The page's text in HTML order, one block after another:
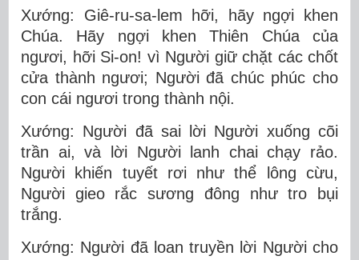
Xướng: Giê-ru-sa-lem hỡi, hãy ngợi khen
Chúa. Hãy ngợi khen Thiên Chúa của
ngươi, hỡi Si-on! vì Người giữ chặt các chốt
cửa thành ngươi; Người đã chúc phúc cho
con cái ngươi trong thành nội.
Xướng: Người đã sai lời Người xuống cõi
trần ai, và lời Người lanh chai chạy rảo.
Người khiến tuyết rơi như thể lông cừu,
Người gieo rắc sương đông như tro bụi
trắng.
Xướng: Người đã loan truyền lời Người cho